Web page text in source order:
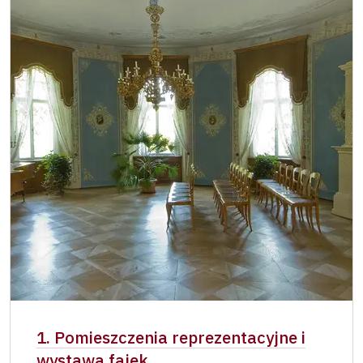
Jednorazowy, wolny bilet wydany przez
NPU
zadarmo
Osoba zatrudniona w organizacji NPU (+ 3
osoby)
zadarmo
Posiadacz karty " Naš člověk"*
zadarmo
* Ważny dla jednej osoby – posiadacza
karty lub kodu QR
1. Pomieszczenia reprezentacyjne i